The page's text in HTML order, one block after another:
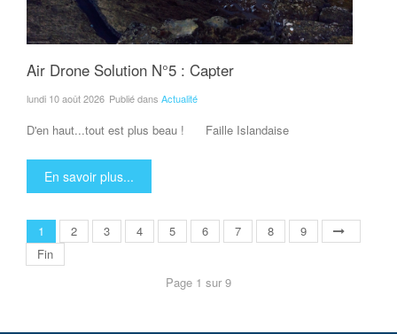
Air Drone Solution N°5 : Capter
lundi 10 août 2026 Publié dans Actualité
D'en haut...tout est plus beau ! Faille Islandaise
En savoir plus...
1 2 3 4 5 6 7 8
9
Fin
Page 1 sur 9